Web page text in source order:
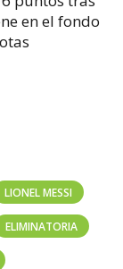
en el fondo
LIONEL MESSI
ELIMINATORIA